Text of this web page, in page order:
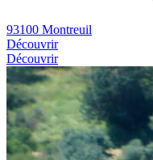
93100 Montreuil
Découvrir
Découvrir